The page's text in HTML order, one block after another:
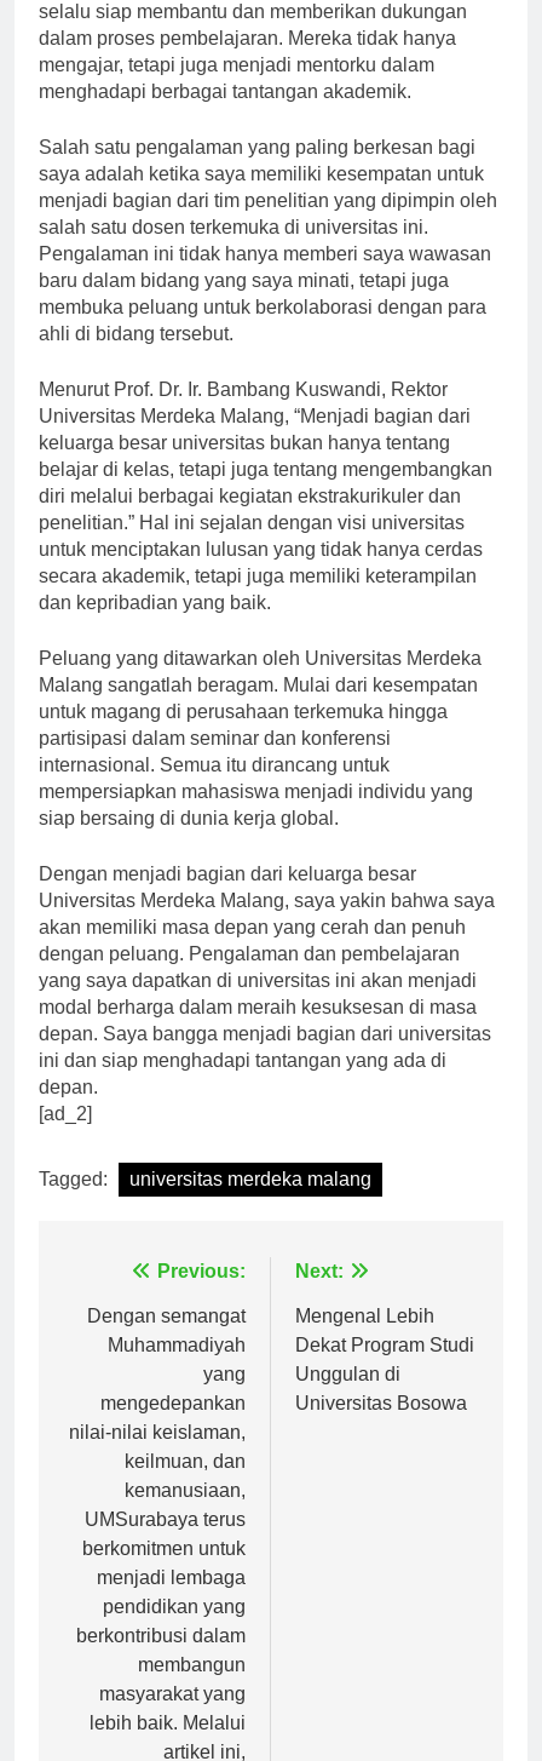
memiliki rumah kedua. Profesor dan staf pengajar
selalu siap membantu dan memberikan dukungan
dalam proses pembelajaran. Mereka tidak hanya
mengajar, tetapi juga menjadi mentorku dalam
Salah satu pengalaman yang paling berkesan bagi
saya adalah ketika saya memiliki kesempatan untuk
menjadi bagian dari tim penelitian yang dipimpin oleh
salah satu dosen terkemuka di universitas ini.
Pengalaman ini tidak hanya memberi saya wawasan
baru dalam bidang yang saya minati, tetapi juga
membuka peluang untuk berkolaborasi dengan para
Menurut Prof. Dr. Ir. Bambang Kuswandi, Rektor
Universitas Merdeka Malang, “Menjadi bagian dari
keluarga besar universitas bukan hanya tentang
belajar di kelas, tetapi juga tentang mengembangkan
diri melalui berbagai kegiatan ekstrakurikuler dan
penelitian.” Hal ini sejalan dengan visi universitas
untuk menciptakan lulusan yang tidak hanya cerdas
secara akademik, tetapi juga memiliki keterampilan
Peluang yang ditawarkan oleh Universitas Merdeka
Malang sangatlah beragam. Mulai dari kesempatan
untuk magang di perusahaan terkemuka hingga
partisipasi dalam seminar dan konferensi
internasional. Semua itu dirancang untuk
mempersiapkan mahasiswa menjadi individu yang
Dengan menjadi bagian dari keluarga besar
Universitas Merdeka Malang, saya yakin bahwa saya
akan memiliki masa depan yang cerah dan penuh
dengan peluang. Pengalaman dan pembelajaran
yang saya dapatkan di universitas ini akan menjadi
modal berharga dalam meraih kesuksesan di masa
depan. Saya bangga menjadi bagian dari universitas
ini dan siap menghadapi tantangan yang ada di
depan.
universitas merdeka malang
posDengan semangat
Muhammadiyah
yang
mengedepankan
nilai-nilai keislaman,
keilmuan, dan
kemanusiaan,
UMSurabaya terus
berkomitmen untuk
menjadi lembaga
pendidikan yang
berkontribusi dalam
membangun
masyarakat yang
lebih baik. Melalui
Mengenal Lebih
Dekat Program Studi
Unggulan di